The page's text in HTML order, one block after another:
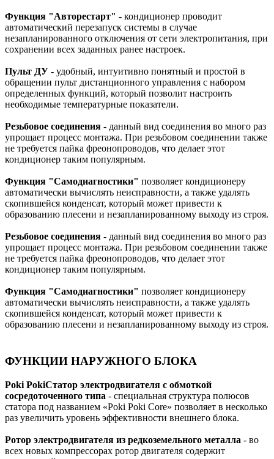
Функция "Авторестарт" - кондиционер проводит
автоматический перезапуск системы в случае
незапланированного отключения от сети электропитания, при
сохранении всех заданных ранее настроек.
Пульт ДУ - удобный, интуитивно понятный и простой в
обращении пульт дистанционного управления с набором
определенных функций, который позволит настроить
необходимые температурные показатели.
Резьбовое соединения - данный вид соединения во много раз
упрощает процесс монтажа. При резьбовом соединении также
не требуется пайка фреонопроводов, что делает этот
кондиционер таким популярным.
Функция "Самодиагностики" позволяет кондиционеру
автоматически вычислять неисправности, а также удалять
скопившейся конденсат, который может привести к
образованию плесени и незапланированному выходу из строя.
Резьбовое соединения - данный вид соединения во много раз
упрощает процесс монтажа. При резьбовом соединении также
не требуется пайка фреонопроводов, что делает этот
кондиционер таким популярным.
Функция "Самодиагностики" позволяет кондиционеру
автоматически вычислять неисправности, а также удалять
скопившейся конденсат, который может привести к
образованию плесени и незапланированному выходу из строя.
ФУНКЦИИ НАРУЖНОГО БЛОКА
Poki PokiСтатор электродвигателя с обмоткой
сосредоточенного типа - специальная структура полюсов
статора под названием «Poki Poki Core» позволяет в несколько
раз увеличить уровень эффективности внешнего блока.
Ротор электродвигателя из редкоземельного металла - во
всех новых компрессорах ротор двигателя содержит